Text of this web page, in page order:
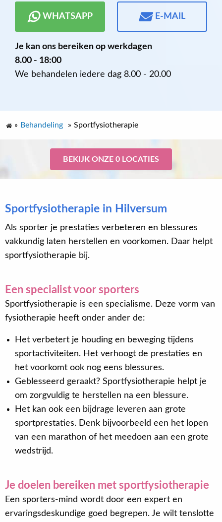
WHATSAPP E-MAIL
Je kan ons bereiken op werkdagen
8.00 - 18:00
We behandelen iedere dag 8.00 - 20.00
» Behandeling » Sportfysiotherapie
BEKIJK ONZE 0 LOCATIES
Sportfysiotherapie in Hilversum
Als sporter je prestaties verbeteren en blessures
vakkundig laten herstellen en voorkomen. Daar helpt
sportfysiotherapie bij.
Een specialist voor sporters
Sportfysiotherapie is een specialisme. Deze vorm van
fysiotherapie heeft onder ander de:
Het verbetert je houding en beweging tijdens
sportactiviteiten. Het verhoogt de prestaties en
het voorkomt ook nog eens blessures.
Geblesseerd geraakt? Sportfysiotherapie helpt je
om zorgvuldig te herstellen na een blessure.
Het kan ook een bijdrage leveren aan grote
sportprestaties. Denk bijvoorbeeld een het lopen
van een marathon of het meedoen aan een grote
wedstrijd.
Je doelen bereiken met sportfysiotherapie
Een sporters-mind wordt door een expert en
ervaringsdeskundige goed begrepen. Je wilt tenslotte